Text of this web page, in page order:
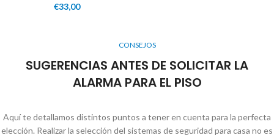
€33,00
CONSEJOS
SUGERENCIAS ANTES DE SOLICITAR LA
ALARMA PARA EL PISO
Aquí te detallamos distintos puntos a tener en cuenta para la perfecta
elección. Realizar la selección del sistemas de seguridad para casa no es